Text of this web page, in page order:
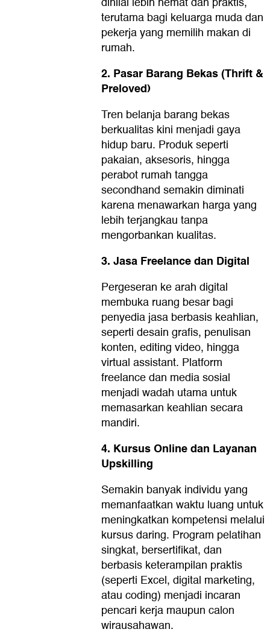
terutama bagi keluarga muda dan
pekerja yang memilih makan di
rumah.
2. Pasar Barang Bekas (Thrift &
Preloved)
Tren belanja barang bekas
berkualitas kini menjadi gaya
hidup baru. Produk seperti
pakaian, aksesoris, hingga
perabot rumah tangga
secondhand semakin diminati
karena menawarkan harga yang
lebih terjangkau tanpa
mengorbankan kualitas.
3. Jasa Freelance dan Digital
Pergeseran ke arah digital
membuka ruang besar bagi
penyedia jasa berbasis keahlian,
seperti desain grafis, penulisan
konten, editing video, hingga
virtual assistant. Platform
freelance dan media sosial
menjadi wadah utama untuk
memasarkan keahlian secara
mandiri.
4. Kursus Online dan Layanan
Upskilling
Semakin banyak individu yang
memanfaatkan waktu luang untuk
meningkatkan kompetensi melalui
kursus daring. Program pelatihan
singkat, bersertifikat, dan
berbasis keterampilan praktis
(seperti Excel, digital marketing,
atau coding) menjadi incaran
pencari kerja maupun calon
wirausahawan.